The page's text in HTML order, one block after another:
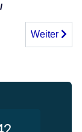
Nächster
Weiter